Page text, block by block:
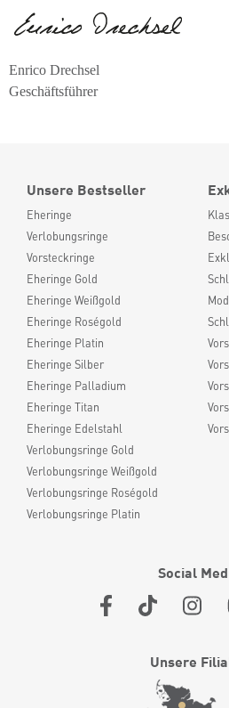
Enrico Drechsel
Geschäftsführer
Unsere Bestseller
Eheringe
Verlobungsringe
Vorsteckringe
Eheringe Gold
Eheringe Weißgold
Eheringe Roségold
Eheringe Platin
Eheringe Silber
Eheringe Palladium
Eheringe Titan
Eheringe Edelstahl
Verlobungsringe Gold
Verlobungsringe Weißgold
Verlobungsringe Roségold
Verlobungsringe Platin
Social
Unsere